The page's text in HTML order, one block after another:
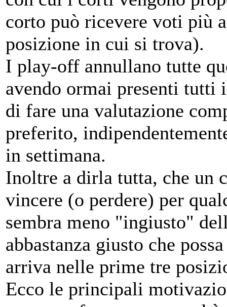
corto può ricevere voti più
posizione in cui si trova).
I play-off annullano tutte
avendo ormai presenti tutti
di fare una valutazione
preferito,
in settimana.
Inoltre a dirla tutta, che un
vincere (o perdere) per
sembra meno "ingiusto"
abbastanza giusto che
arriva nelle prime tre
Ecco le principali